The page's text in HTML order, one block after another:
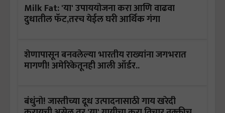
Milk Fat: 'या' उपाययोजना करा आणि वाढवा
दुधातील फॅट,तरच येईल घरी आर्थिक गंगा
शेणापासून बनवलेल्या भारतीय राख्यांना जगभरात
मागणी! अमेरिकेतूनही आली ऑर्डर..
बंधुंनो! जास्तीच्या दूध उत्पादनासाठी गाय खरेदी